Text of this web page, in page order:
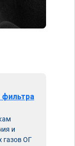
и
газов ОГ